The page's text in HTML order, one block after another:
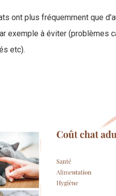
ont plus fréquemment que
exemple à éviter (problèmes
etc).